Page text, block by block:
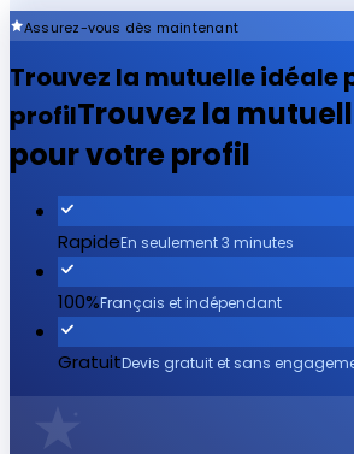
Assurez-vous dès maintenant
Trouvez la mutuelle idéale
profilTrouvez la
pour votre profil
RapideEn seulement 3 minutes
100%Français et indépendant
GratuitDevis gratuit et sans